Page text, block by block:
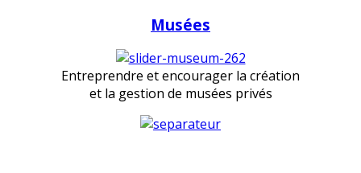
Musées
Entreprendre et encourager la création
et la gestion de musées privés